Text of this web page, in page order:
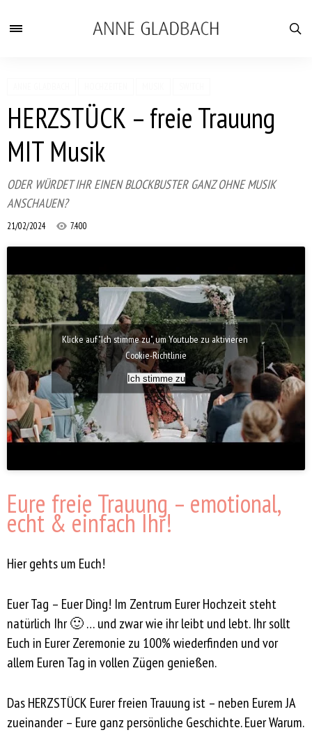
HERZSTÜCK – freie Trauung
MIT Musik
ODER WÜRDET IHR EINEN BLOCKBUSTER GANZ OHNE MUSIK
ANSCHAUEN?
21/02/2024 7.400
Klicke auf "Ich stimme zu", um Youtube zu aktivieren
Cookie-Richtlinie
Ich stimme zu
Eure freie Trauung – emotional,
echt & einfach Ihr!
Hier gehts um Euch!
Euer Tag – Euer Ding! Im Zentrum Eurer Hochzeit steht
natürlich Ihr 🙂 … und zwar wie ihr leibt und lebt. Ihr sollt
Euch in Eurer Zeremonie zu 100% wiederfinden und vor
allem Euren Tag in vollen Zügen genießen.
Das HERZSTÜCK Eurer freien Trauung ist – neben Eurem JA
zueinander – Eure ganz persönliche Geschichte. Euer Warum.